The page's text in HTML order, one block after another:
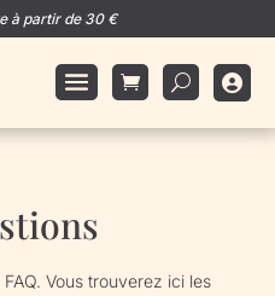
à partir de 30 €

Vous trouverez ici les